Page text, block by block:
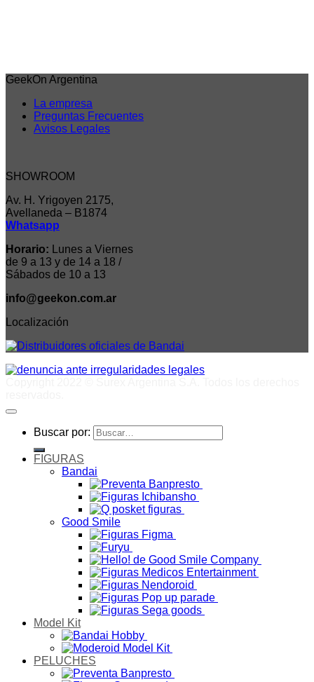
GeekOn Argentina
La empresa
Preguntas Frecuentes
Avisos Legales
SHOWROOM
Av. H. Yrigoyen 2175,
Avellaneda – B1874
Whatsapp
Horario: Lunes a Viernes
de 9 a 13 y de 14 a 18 /
Sábados de 10 a 13
info@geekon.com.ar
Localización
Buscar por:
FIGURAS
Bandai
Good Smile
Model Kit
PELUCHES